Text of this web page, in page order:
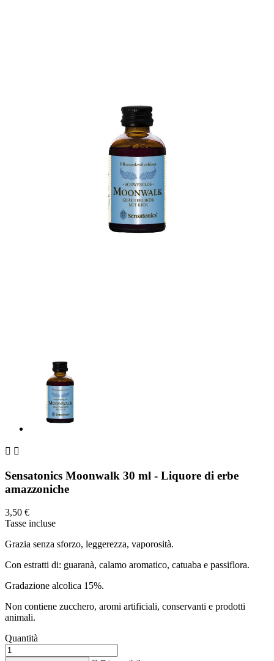
 
Sensatonics Moonwalk 30 ml - Liquore di erbe
amazzoniche
3,50 €
Tasse incluse
Grazia senza sforzo, leggerezza, vaporosità.
Con estratti di: guaranà, calamo aromatico, catuaba e passiflora.
Gradazione alcolica 15%.
Non contiene zucchero, aromi artificiali, conservanti e prodotti
animali.
Quantità